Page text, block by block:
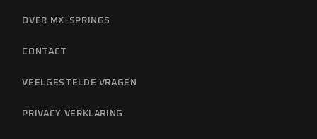
OVER MX-SPRINGS
CONTACT
VEELGESTELDE VRAGEN
PRIVACY VERKLARING